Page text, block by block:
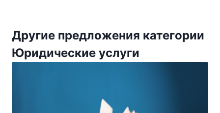
Другие предложения категории
Юридические услуги